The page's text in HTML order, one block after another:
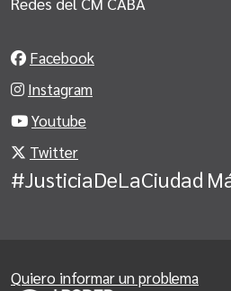
Facebook
Instagram
Youtube
Twitter
#JusticiaDeLaCiudad
Quiero informar un problema